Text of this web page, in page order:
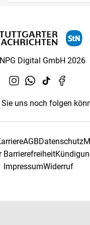
Digital GmbH 2026
Sie uns noch folgen
AGBDatenschutz
Barrierefreiheit
ImpressumWiderruf